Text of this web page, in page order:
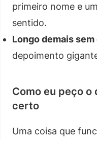
primeiro nome e
sentido.
Longo demais
depoimento
Como eu peço o
certo
Uma coisa que